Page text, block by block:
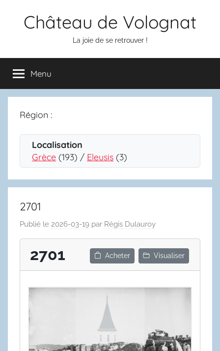
Château de Volognat
La joie de se retrouver !
Menu
Région :
Localisation
Grèce (193) / Eleusis (3)
2701
Publié le 2026-03-19 par Régis Dulauroy
2701 Acheter Visualiser